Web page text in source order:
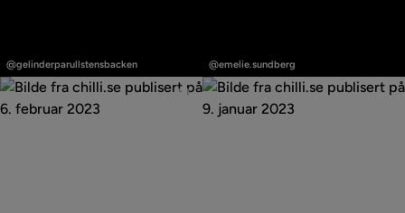
publisert
av
@gelinderparullstensbacken
publisert
av
@emelie.sundberg